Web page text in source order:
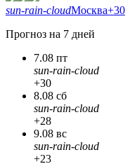
sun-rain-cloudМосква+30
Прогноз на 7 дней
7.08 пт
sun-rain-cloud
+30
8.08 сб
sun-rain-cloud
+28
9.08 вс
sun-rain-cloud
+23